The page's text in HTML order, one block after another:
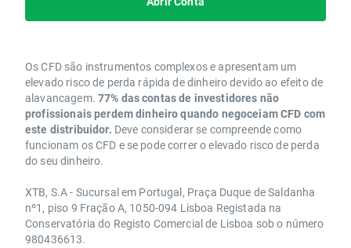
Os CFD são instrumentos complexos e apresentam um
elevado risco de perda rápida de dinheiro devido ao efeito de
alavancagem. 77% das contas de investidores não
profissionais perdem dinheiro quando negoceiam CFD com
este distribuidor. Deve considerar se compreende como
funcionam os CFD e se pode correr o elevado risco de perda
do seu dinheiro.
XTB, S.A - Sucursal em Portugal, Praça Duque de Saldanha
nº1, piso 9 Fração A, 1050-094 Lisboa Registada na
Conservatória do Registo Comercial de Lisboa sob o número
980436613.